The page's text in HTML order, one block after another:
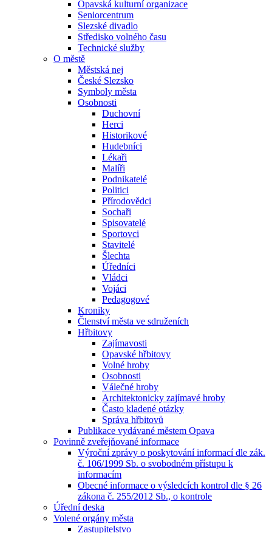
Opavská kulturní organizace
Seniorcentrum
Slezské divadlo
Středisko volného času
Technické služby
O městě
Městská nej
České Slezsko
Symboly města
Osobnosti
Duchovní
Herci
Historikové
Hudebníci
Lékaři
Malíři
Podnikatelé
Politici
Přírodovědci
Sochaři
Spisovatelé
Sportovci
Stavitelé
Šlechta
Úředníci
Vládci
Vojáci
Pedagogové
Kroniky
Členství města ve sdruženích
Hřbitovy
Zajímavosti
Opavské hřbitovy
Volné hroby
Osobnosti
Válečné hroby
Architektonicky zajímavé hroby
Často kladené otázky
Správa hřbitovů
Publikace vydávané městem Opava
Povinně zveřejňované informace
Výroční zprávy o poskytování informací dle zák.
č. 106/1999 Sb. o svobodném přístupu k
informacím
Obecné informace o výsledcích kontrol dle § 26
zákona č. 255/2012 Sb., o kontrole
Úřední deska
Volené orgány města
Zastupitelstvo